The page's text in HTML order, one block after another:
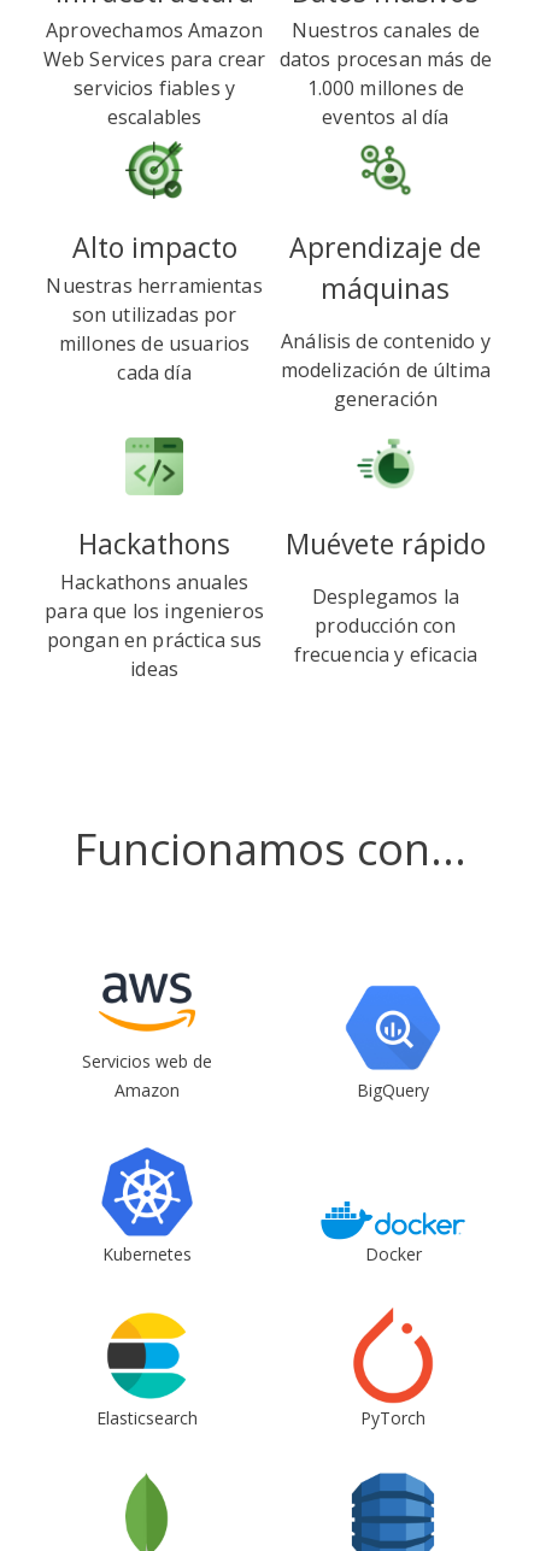
Aprovechamos Amazon
Web Services para crear
servicios fiables y
escalables
Nuestros canales de
datos procesan más de
1.000 millones de
eventos al día
Alto impacto
Nuestras herramientas
son utilizadas por
millones de usuarios
cada día
Aprendizaje de
máquinas
Análisis de contenido y
modelización de última
generación
Hackathons
Hackathons anuales
para que los ingenieros
pongan en práctica sus
ideas
Muévete rápido
Desplegamos la
producción con
frecuencia y eficacia
Funcionamos con...
Servicios web de
Amazon
BigQuery
Kubernetes Docker
Elasticsearch PyTorch